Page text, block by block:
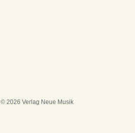
© 2026 Verlag Neue Musik